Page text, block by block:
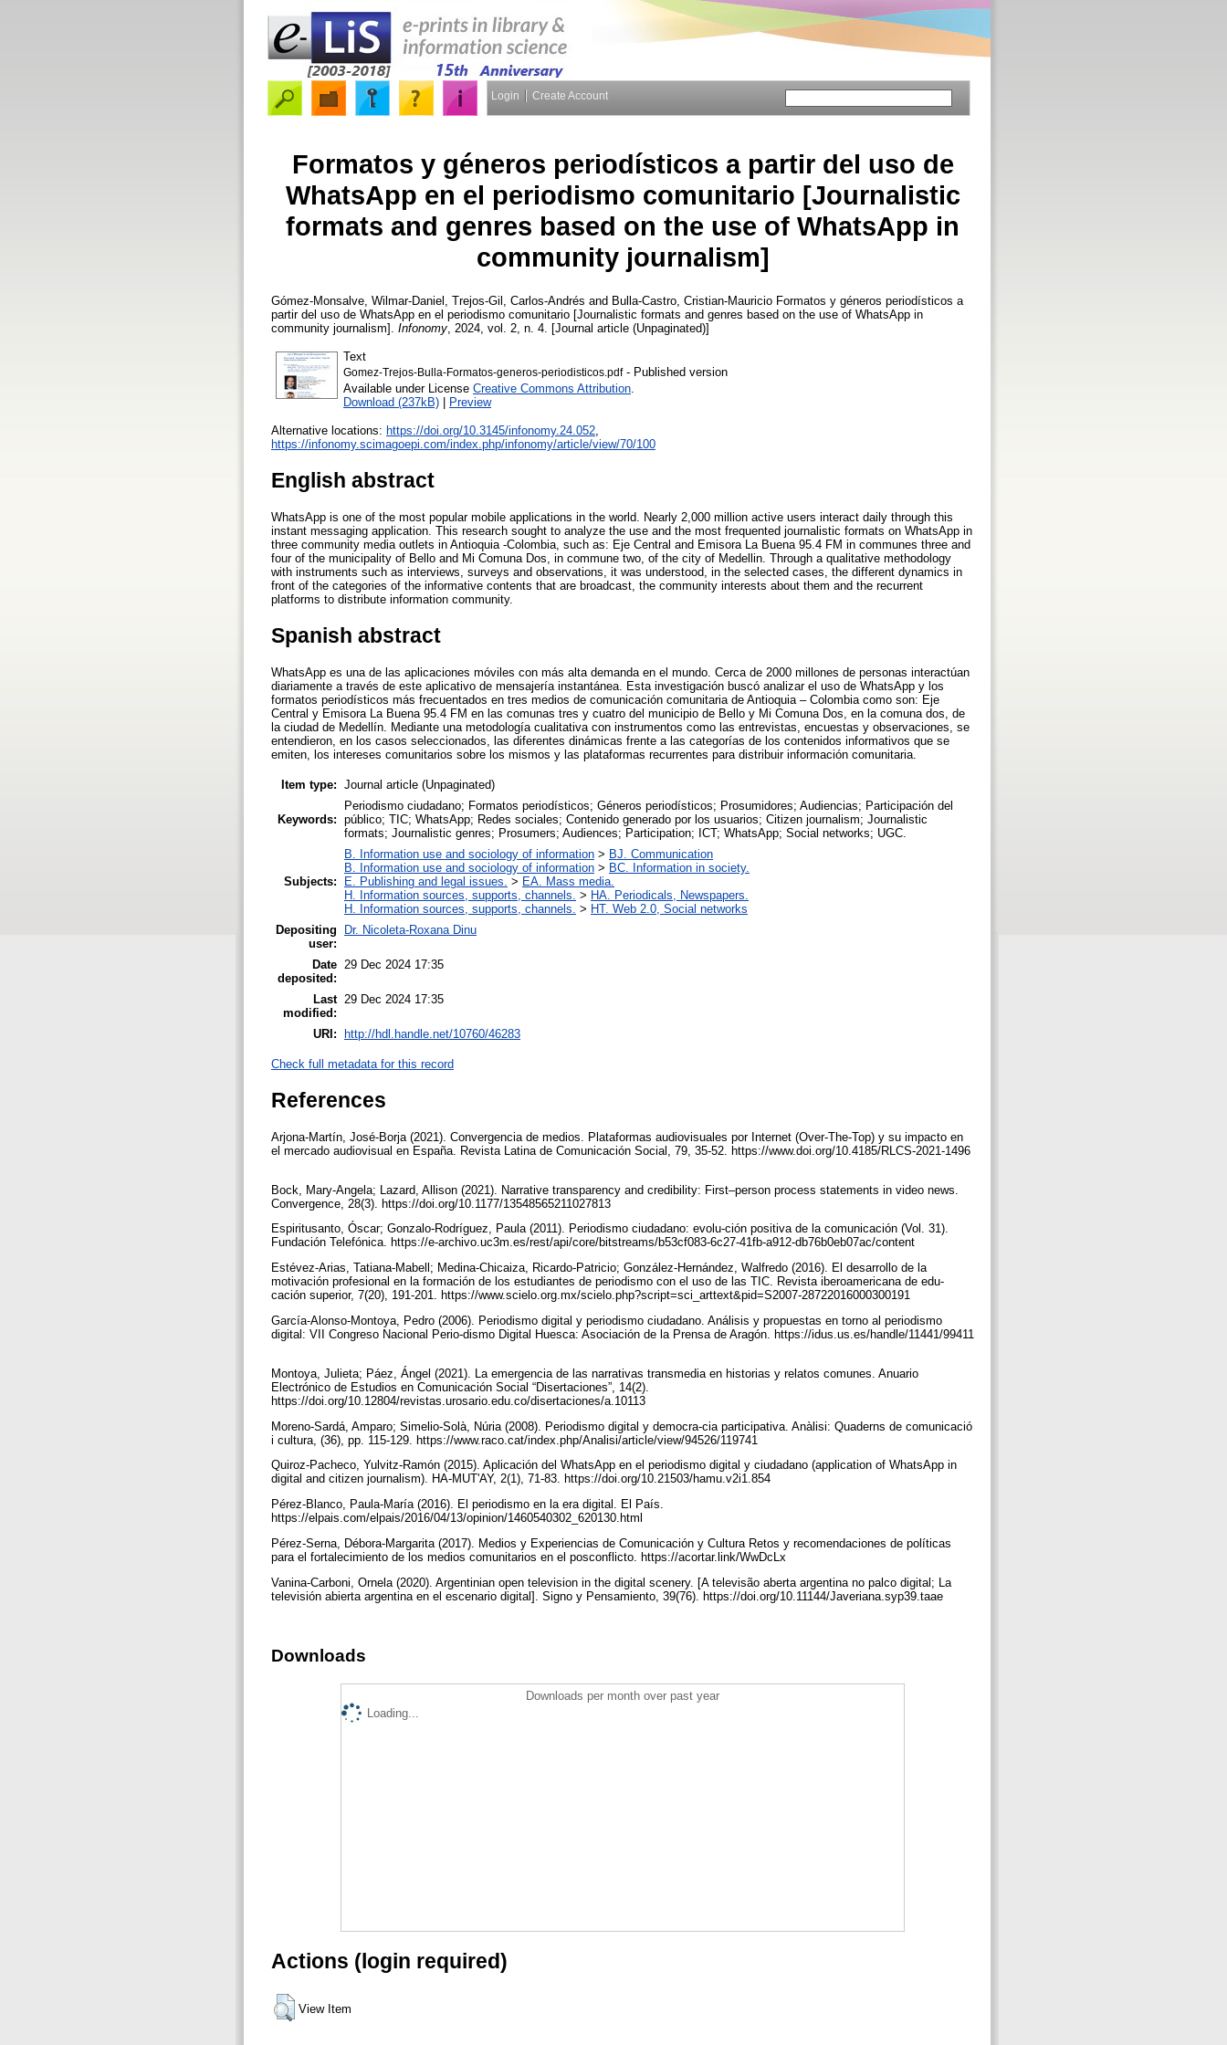
Login Create Account
Formatos y géneros periodísticos a partir del uso de
WhatsApp en el periodismo comunitario [Journalistic
formats and genres based on the use of WhatsApp in
community journalism]
Gómez-Monsalve, Wilmar-Daniel Trejos-Gil, Carlos-Andrés and Bulla-Castro, Cristian-Mauricio Formatos y géneros periodísticos a
partir del uso de WhatsApp en el periodismo comunitario [Journalistic formats and genres based on the use of WhatsApp in
community journalism]. Infonomy , 2024, vol. 2, n. 4. [Journal article (Unpaginated)]
Text
Gomez-Trejos-Bulla-Formatos-generos-periodisticos.pdf- Published version
Available under License Creative Commons Attribution
Download (237kB) | Preview
Alternative locations: https://doi.org/10.3145/infonomy.24.052
https://infonomy.scimagoepi.com/index.php/infonomy/article/view/70/100
English abstract
WhatsApp is one of the most popular mobile applications in the world. Nearly 2,000 million active users interact daily through this
instant messaging application. This research sought to analyze the use and the most frequented journalistic formats on WhatsApp in
three community media outlets in Antioquia -Colombia, such as: Eje Central and Emisora La Buena 95.4 FM in communes three and
four of the municipality of Bello and Mi Comuna Dos, in commune two, of the city of Medellin. Through a qualitative methodology
with instruments such as interviews, surveys and observations, it was understood, in the selected cases, the different dynamics in
front of the categories of the informative contents that are broadcast, the community interests about them and the recurrent
platforms to distribute information community.
Spanish abstract
WhatsApp es una de las aplicaciones móviles con más alta demanda en el mundo. Cerca de 2000 millones de personas interactúan
diariamente a través de este aplicativo de mensajería instantánea. Esta investigación buscó analizar el uso de WhatsApp y los
formatos periodísticos más frecuentados en tres medios de comunicación comunitaria de Antioquia – Colombia como son: Eje
Central y Emisora La Buena 95.4 FM en las comunas tres y cuatro del municipio de Bello y Mi Comuna Dos, en la comuna dos, de
la ciudad de Medellín. Mediante una metodología cualitativa con instrumentos como las entrevistas, encuestas y observaciones, se
entendieron, en los casos seleccionados, las diferentes dinámicas frente a las categorías de los contenidos informativos que se
emiten, los intereses comunitarios sobre los mismos y las plataformas recurrentes para distribuir información comunitaria.
Item type: Journal article (Unpaginated)
Keywords:
Periodismo ciudadano; Formatos periodísticos; Géneros periodísticos; Prosumidores; Audiencias; Participación del
público; TIC; WhatsApp; Redes sociales; Contenido generado por los usuarios; Citizen journalism; Journalistic
formats; Journalistic genres; Prosumers; Audiences; Participation; ICT; WhatsApp; Social networks; UGC.
Subjects:
B. Information use and sociology of information > BJ. Communication
B. Information use and sociology of information > BC. Information in society.
E. Publishing and legal issues. > EA. Mass media.
H. Information sources, supports, channels. > HA. Periodicals, Newspapers.
H. Information sources, supports, channels. > HT. Web 2.0, Social networks
Depositing
user:
Dr. Nicoleta-Roxana Dinu
Date
deposited:
29 Dec 2024 17:35
Last
modified:
29 Dec 2024 17:35
URI: http://hdl.handle.net/10760/46283
Check full metadata for this record
References
Arjona-Martín, José-Borja (2021). Convergencia de medios. Plataformas audiovisuales por Internet (Over-The-Top) y su impacto en
el mercado audiovisual en España. Revista Latina de Comunicación Social, 79, 35-52. https://www.doi.org/10.4185/RLCS-2021-1496
Bock, Mary-Angela; Lazard, Allison (2021). Narrative transparency and credibility: First–person process statements in video news.
Convergence, 28(3). https://doi.org/10.1177/13548565211027813
Espiritusanto, Óscar; Gonzalo-Rodríguez, Paula (2011). Periodismo ciudadano: evolu-ción positiva de la comunicación (Vol. 31).
Fundación Telefónica. https://e-archivo.uc3m.es/rest/api/core/bitstreams/b53cf083-6c27-41fb-a912-db76b0eb07ac/content
Estévez-Arias, Tatiana-Mabell; Medina-Chicaiza, Ricardo-Patricio; González-Hernández, Walfredo (2016). El desarrollo de la
motivación profesional en la formación de los estudiantes de periodismo con el uso de las TIC. Revista iberoamericana de edu-
cación superior, 7(20), 191-201. https://www.scielo.org.mx/scielo.php?script=sci_arttext&pid=S2007-28722016000300191
García-Alonso-Montoya, Pedro (2006). Periodismo digital y periodismo ciudadano. Análisis y propuestas en torno al periodismo
digital: VII Congreso Nacional Perio-dismo Digital Huesca: Asociación de la Prensa de Aragón. https://idus.us.es/handle/11441/99411
Montoya, Julieta; Páez, Ángel (2021). La emergencia de las narrativas transmedia en historias y relatos comunes. Anuario
Electrónico de Estudios en Comunicación Social “Disertaciones”, 14(2).
https://doi.org/10.12804/revistas.urosario.edu.co/disertaciones/a.10113
Moreno-Sardá, Amparo; Simelio-Solà, Núria (2008). Periodismo digital y democra-cia participativa. Anàlisi: Quaderns de comunicació
i cultura, (36), pp. 115-129. https://www.raco.cat/index.php/Analisi/article/view/94526/119741
Quiroz-Pacheco, Yulvitz-Ramón (2015). Aplicación del WhatsApp en el periodismo digital y ciudadano (application of WhatsApp in
digital and citizen journalism). HA-MUT'AY, 2(1), 71-83. https://doi.org/10.21503/hamu.v2i1.854
Pérez-Blanco, Paula-María (2016). El periodismo en la era digital. El País.
https://elpais.com/elpais/2016/04/13/opinion/1460540302_620130.html
Pérez-Serna, Débora-Margarita (2017). Medios y Experiencias de Comunicación y Cultura Retos y recomendaciones de políticas
para el fortalecimiento de los medios comunitarios en el posconflicto. https://acortar.link/WwDcLx
Vanina-Carboni, Ornela (2020). Argentinian open television in the digital scenery. [A televisão aberta argentina no palco digital; La
televisión abierta argentina en el escenario digital]. Signo y Pensamiento, 39(76). https://doi.org/10.11144/Javeriana.syp39.taae
Downloads
Downloads per month over past year
Loading...
Actions (login required)
View Item